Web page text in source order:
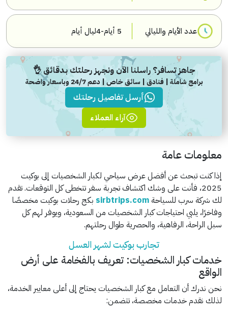
عدد الأيام والليالي 5 أيام-4ليال أيام
جاهز تسافر؟ راسلنا الآن ونجهز رحلتك بدقائق 👌
برامج شاملة | فنادق | سائق خاص | دعم 24/7 وباسعار واضحة
أرسل تفاصيل رحلتك
آراء العملاء
معلومات عامة
إذا كنت تبحث عن أفضل عرض سياحي لكبار الشخصيات إلى بوكيت
2025، فأنت على وشك اكتشاف تجربة سفر تتخطى كل التوقعات. تقدم
لك شركة سرب للسياحة sirbtrips.com بكج رحلات بوكيت مخصصًا
وفاخرًا، يلبي احتياجات كبار الشخصيات من السعودية، ويوفر لهم كل
سبل الراحة، الرفاهية، والحصرية طوال رحلتهم.
تجارب بوكيت لشهر العسل
خدمات كبار الشخصيات: تعريف بالفخامة على أرض
الواقع
نحن ندرك أن التعامل مع كبار الشخصيات يحتاج إلى أعلى معايير الخدمة،
لذلك نقدم خدمات مخصصة، تتضمن: